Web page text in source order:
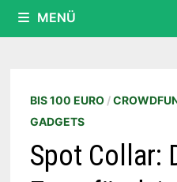
MENÜ
BIS 100 EURO/
GADGETS
Spot Collar: